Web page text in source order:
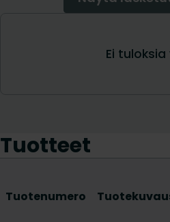
Tuotteet
Tuotenumero